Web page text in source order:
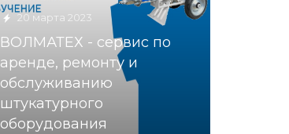
20 марта 2023
ВОЛМАТЕХ - сервис по
аренде, ремонту и
обслуживанию
штукатурного
оборудования